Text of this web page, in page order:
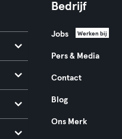
Bedrijf
Jobs Werken bij
Pers & Media
Contact
Blog
Ons Merk